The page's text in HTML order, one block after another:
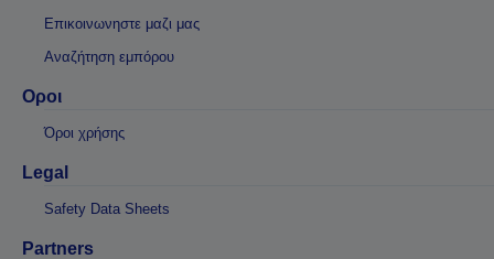
Επικοινωνηστε μαζι μας
Αναζήτηση εμπόρου
Οροι
Όροι χρήσης
Legal
Safety Data Sheets
Partners